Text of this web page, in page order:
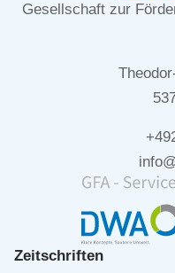
Gesellschaft zur
Zeitschriften